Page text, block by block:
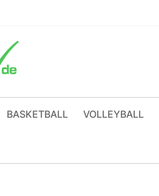
BASKETBALL VOLLEYBALL